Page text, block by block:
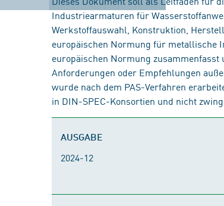
Industriearmaturen für
Werkstoffauswahl, Konstruktion,
europäischen Normung für metallische
europäischen Normung zusammenfasst
Anforderungen oder Empfehlungen
wurde nach dem PAS-Verfahren
in DIN-SPEC-Konsortien und nicht
AUSGABE
2024-12